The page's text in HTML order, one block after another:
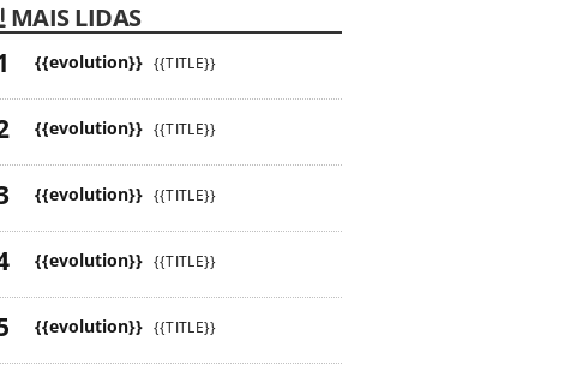
MAIS LIDAS
{{evolution}} {{TITLE}}
{{evolution}} {{TITLE}}
{{evolution}} {{TITLE}}
{{evolution}} {{TITLE}}
{{evolution}} {{TITLE}}